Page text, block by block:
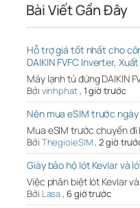
Bài Viết Gần Đây
Hỗ trợ giá tốt nhất cho
DAIKIN FVFC Inverter,
Máy lạnh tủ đứng DAIKIN
Bởi vinhphat, 1 giờ trước
Nên mua eSIM trước
Mua eSIM trước chuyến
Bởi ThegioieSIM,2 giờ
Giày bảo hộ lót Kevlar và
Việc phân biệt lót Kevlar
Bởi Lasa, 6 giờ trước